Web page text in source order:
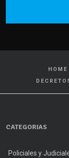
HOME
CATEGORIAS
Policiales y